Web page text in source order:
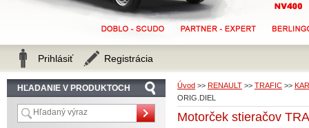
Úvod >> RENAULT >> TRAFIC >>
ORIG.DIEL
Motorček stieračov
HĽADANIE V PRODUKTOCH
Prihlásiť Registrácia